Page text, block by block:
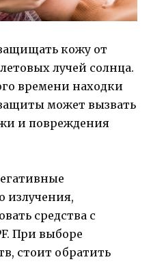
кожу от
лучей солнца.
времени находки
может вызвать
и повреждения
излучения,
средства с
При выборе
стоит обратить